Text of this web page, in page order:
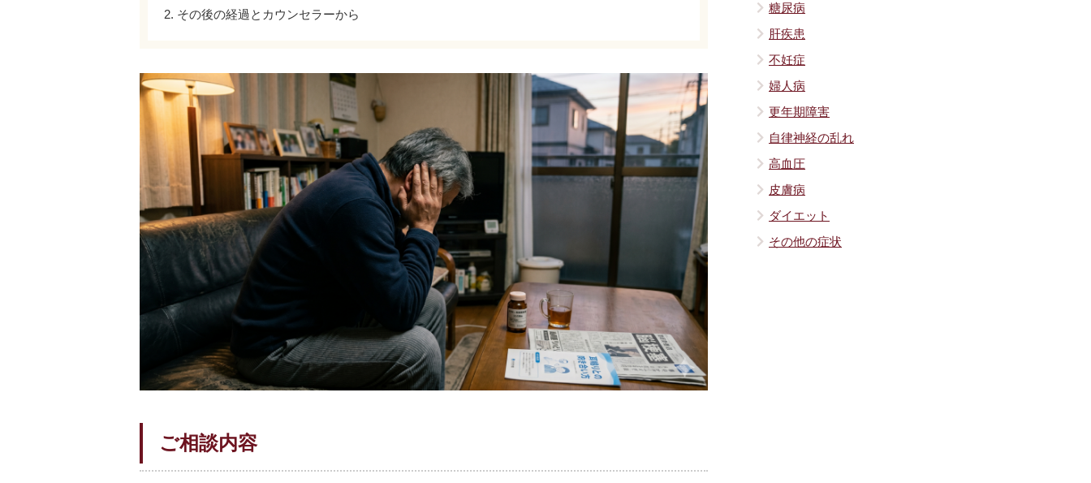
2. その後の経過とカウンセラーから
ご相談内容
糖尿病
肝疾患
不妊症
婦人病
更年期障害
自律神経の乱れ
高血圧
皮膚病
ダイエット
その他の症状